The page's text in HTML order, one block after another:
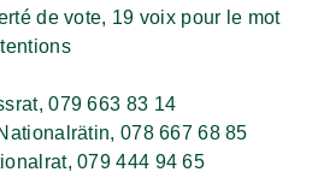
de vote, 19 voix pour le mot
079 663 83 14
078 667 68 85
079 444 94 65